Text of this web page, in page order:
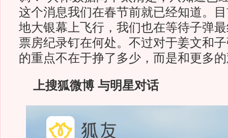
这个消息我们在春节前就已经知道。
地大银幕上飞行，我们也在等待子弹
票房纪录钉在何处。不过对于姜文和
的重点不在于挣了多少，而是和更多
上搜狐微博 与明星对话